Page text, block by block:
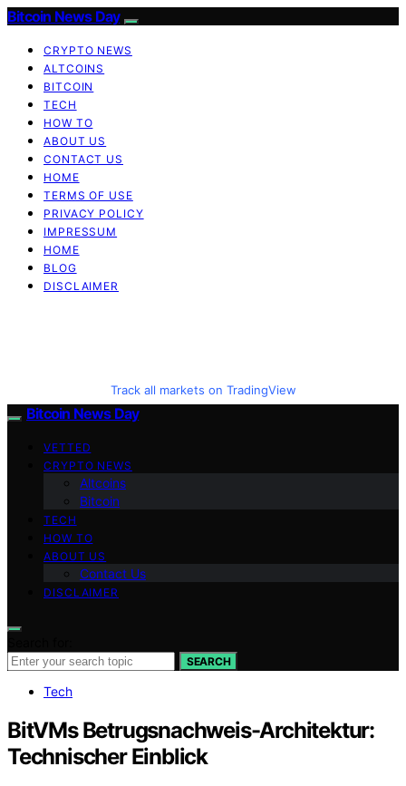
Bitcoin News Day
CRYPTO NEWS
ALTCOINS
BITCOIN
TECH
HOW TO
ABOUT US
CONTACT US
HOME
TERMS OF USE
PRIVACY POLICY
IMPRESSUM
HOME
BLOG
DISCLAIMER
Track all markets on TradingView
Bitcoin News Day
VETTED
CRYPTO NEWS
Altcoins
Bitcoin
TECH
HOW TO
ABOUT US
Contact Us
DISCLAIMER
SEARCH
Tech
BitVMs Betrugsnachweis-Architektur:
Technischer Einblick